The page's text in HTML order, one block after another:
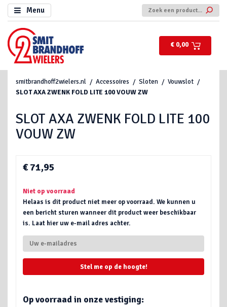
Menu
€ 0,00
smitbrandhoff2wielers.nl Accessoires Sloten
Vouwslot
SLOT AXA ZWENK FOLD LITE 100 VOUW ZW
SLOT AXA ZWENK FOLD LITE 100
VOUW ZW
€ 71,95
Niet op voorraad
Helaas is dit product niet meer op voorraad. We kunnen u
een bericht sturen wanneer dit product weer beschikbaar
is. Laat hier uw e-mail adres achter.
Stel me op de hoogte!
Op voorraad in onze vestiging: